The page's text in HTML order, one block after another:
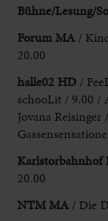
Bühne/Lesung/
Forum MA /
20.00
halle02 HD /
schooLit / 9.00
Jovana
Karlstorbahnhof
20.00
NTM MA / Die